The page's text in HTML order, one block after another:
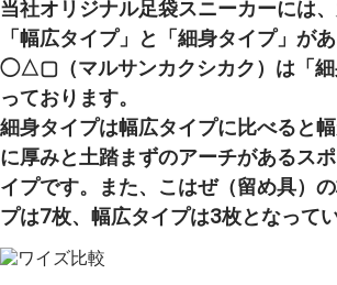
当社オリジナル足袋スニーカーには
「幅広タイプ」と「細身タイプ」があ
◯△▢（マルサンカクシカク）は「細
っております。
細身タイプは幅広タイプに比べると
に厚みと土踏まずのアーチがあるス
イプです。また、こはぜ（留め具）
プは7枚、幅広タイプは3枚となってい